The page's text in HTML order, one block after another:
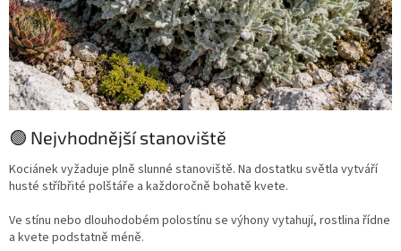
🟢 Nejvhodnější stanoviště
Kociánek vyžaduje plně slunné stanoviště. Na dostatku světla vytváří
husté stříbřité polštáře a každoročně bohatě kvete.
Ve stínu nebo dlouhodobém polostínu se výhony vytahují, rostlina řídne
a kvete podstatně méně.